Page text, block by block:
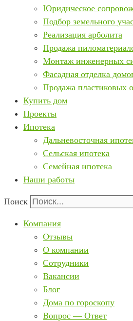
Юридическое
Подбор земельного
Реализация арболита
Продажа
Монтаж инженерных
Фасадная отделка
Продажа пластиковых
Купить дом
Проекты
Ипотека
Дальневосточная
Сельская ипотека
Семейная ипотека
Наши работы
Поиск
Компания
Отзывы
О компании
Сотрудники
Вакансии
Блог
Дома по гороскопу
Вопрос — Ответ